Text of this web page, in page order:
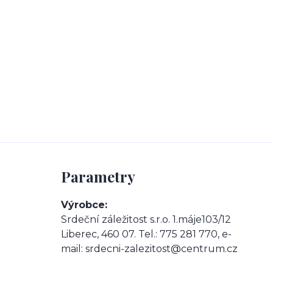
Parametry
Výrobce
Srdeční záležitost s.r.o. 1.máje103/12
Liberec, 460 07. Tel.: 775 281 770, e-
mail: srdecni-zalezitost@centrum.cz